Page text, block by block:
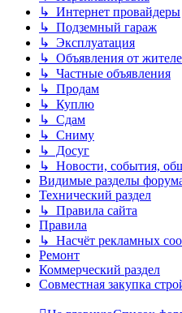
↳ Интернет провайдеры
↳ Подземный гараж
↳ Эксплуатация
↳ Объявления от
↳ Частные объявления
↳ Продам
↳ Куплю
↳ Сдам
↳ Сниму
↳ Досуг
↳ Новости, события,
Видимые разделы
Технический раздел
↳ Правила сайта
Правила
↳ Насчёт рекламных
Ремонт
Коммерческий раздел
Совместная закупка